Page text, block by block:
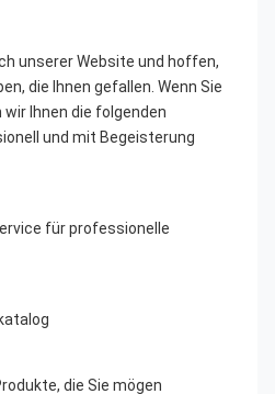
unserer Website und hoffen,
die Ihnen gefallen. Wenn Sie
Ihnen die folgenden
und mit Begeisterung
für professionelle
die Sie mögen